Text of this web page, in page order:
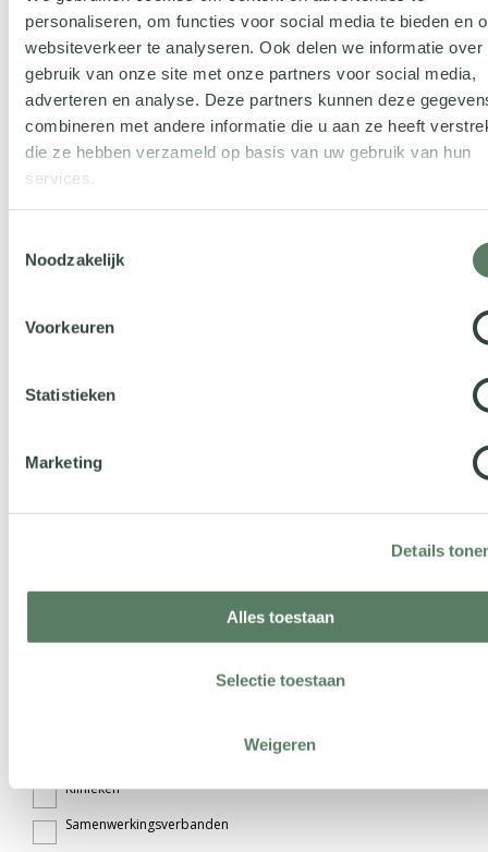
personaliseren, om functies voor social media te bieden en
websiteverkeer te analyseren. Ook delen we informatie over
gebruik van onze site met onze partners voor social media,
adverteren en analyse. Deze partners kunnen deze
combineren met andere informatie die u aan ze heeft
die ze hebben verzameld op basis van uw gebruik van hun
services.
Noodzakelijk
Voorkeuren
Statistieken
Marketing
Details
Alles toestaan
Selectie toestaan
Weigeren
Voornaam
Achternaam
Organisatie
Organisatietype
VVT
Klinieken
Samenwerkingsverbanden